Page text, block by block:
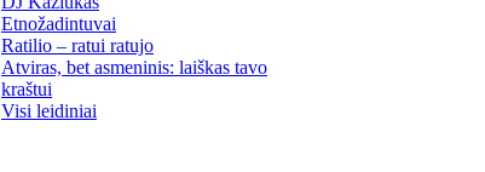
Etnožadintuvai
Ratilio – ratui ratujo
Atviras, bet asmeninis: laiškas tavo
kraštui
Visi leidiniai